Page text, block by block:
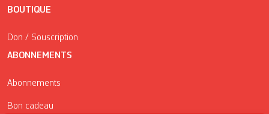
BOUTIQUE
Don / Souscription
ABONNEMENTS
Abonnements
Bon cadeau